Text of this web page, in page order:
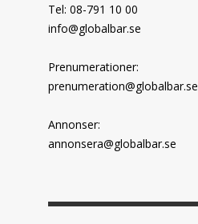
Tel: 08-791 10 00
info@globalbar.se
Prenumerationer:
prenumeration@globalbar.se
Annonser:
annonsera@globalbar.se